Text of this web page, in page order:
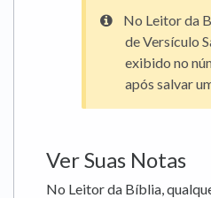
No Leitor da
de Versículo
exibido no
após salvar
Ver Suas Notas
No Leitor da Bíblia,